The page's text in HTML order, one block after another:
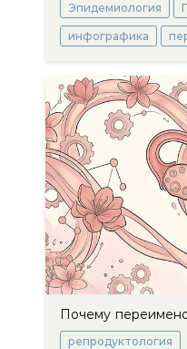
Эпидемиология
инфографика
Почему
репродуктология